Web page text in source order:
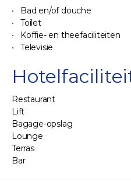
Bad en/of douche
Toilet
Koffie- en theefaciliteiten
Televisie
Restaurant
Lift
Bagage-opslag
Lounge
Terras
Bar